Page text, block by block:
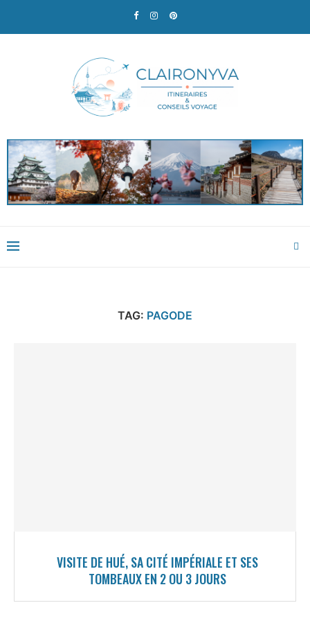
TAG: PAGODE
VISITE DE HUÉ, SA CITÉ IMPÉRIALE ET SES
TOMBEAUX EN 2 OU 3 JOURS